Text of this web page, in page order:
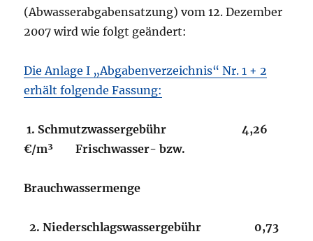
(Abwasserabgabensatzung) vom 12. Dezember
2007 wird wie folgt geändert:
Die Anlage I „Abgabenverzeichnis“ Nr. 1 + 2
erhält folgende Fassung:
1. Schmutzwassergebühr 4,26
€/m³ Frischwasser- bzw.
Brauchwassermenge
2. Niederschlagswassergebühr 0,73